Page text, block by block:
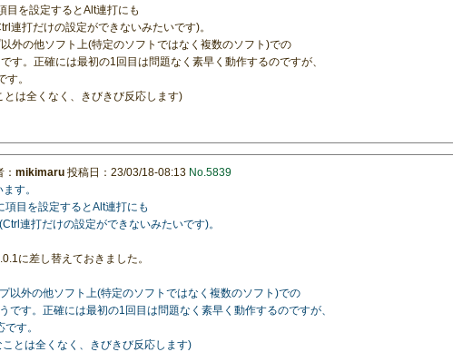
目を設定するとAlt連打にも
連打だけの設定ができないみたいです)。
外の他ソフト上(特定のソフトではなく複数のソフト)での
す。正確には最初の1回目は問題なく素早く動作するのですが、
。
は全くなく、きびきび反応します)
：mikimaru 投稿日：23/03/18-08:13 No.5839
す。
目を設定するとAlt連打にも
連打だけの設定ができないみたいです)。
に差し替えておきました。
以外の他ソフト上(特定のソフトではなく複数のソフト)での
です。正確には最初の1回目は問題なく素早く動作するのですが、
す。
とは全くなく、きびきび反応します)